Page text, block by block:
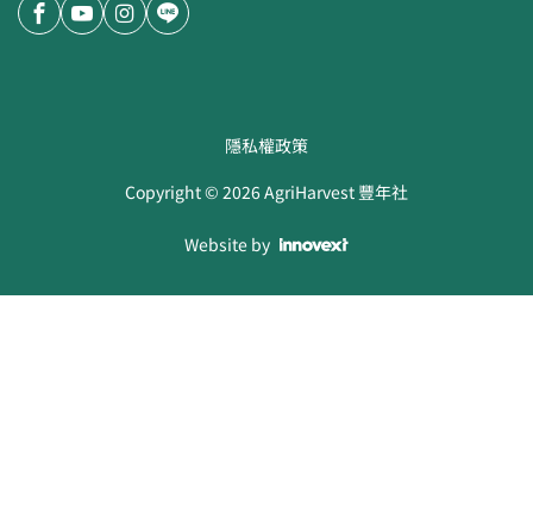
隱私權政策
Copyright ©2026AgriHarvest 豐年社
Website by